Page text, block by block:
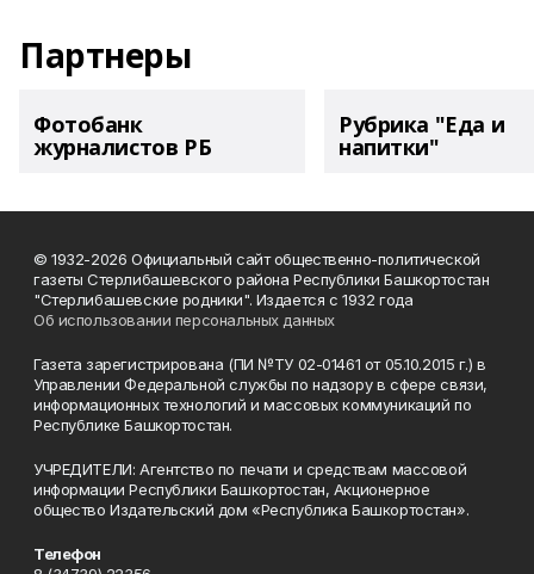
Партнеры
Фотобанк
журналистов РБ
Рубрика "Еда и
напитки"
© 1932-2026 Официальный сайт общественно-политической
газеты Стерлибашевского района Республики Башкортостан
"Стерлибашевские родники". Издается с 1932 года
Об использовании персональных данных
Газета зарегистрирована (ПИ №ТУ 02-01461 от 05.10.2015 г.) в
Управлении Федеральной службы по надзору в сфере связи,
информационных технологий и массовых коммуникаций по
Республике Башкортостан.
УЧРЕДИТЕЛИ: Агентство по печати и средствам массовой
информации Республики Башкортостан, Акционерное
общество Издательский дом «Республика Башкортостан».
Телефон